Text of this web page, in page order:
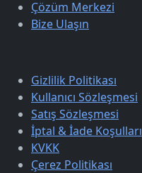
Çözüm Merkezi
Bize Ulaşın
Gizlilik Politikası
Kullanıcı Sözleşmesi
Satış Sözleşmesi
İptal & İade Koşulları
KVKK
Çerez Politikası